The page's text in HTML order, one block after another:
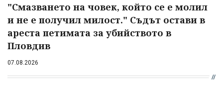
"Смазването на човек, който се е молил
и не е получил милост." Съдът остави в
ареста петимата за убийството в
Пловдив
07.08.2026